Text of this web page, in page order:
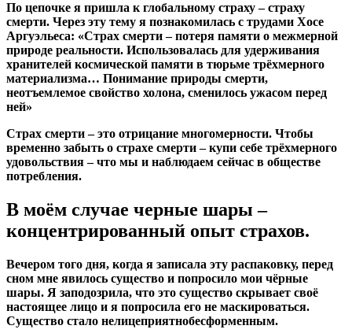
По цепочке я пришла к глобальному страху – страху
смерти. Через эту тему я познакомилась с трудами Хосе
Аргуэльеса: «Страх смерти – потеря памяти о межмерной
природе реальности. Использовалась для удерживания
хранителей космической памяти в тюрьме трёхмерного
материализма… Понимание природы смерти,
неотъемлемое свойство холона, сменилось ужасом перед
ней»
Страх смерти – это отрицание многомерности. Чтобы
временно забыть о страхе смерти – купи себе трёхмерного
удовольствия – что мы и наблюдаем сейчас в обществе
потребления.
В моём случае черные шары –
концентрированный опыт страхов.
Вечером того дня, когда я записала эту распаковку, перед
сном мне явилось существо и попросило мои чёрные
шары. Я заподозрила, что это существо скрывает своё
настоящее лицо и я попросила его не маскироваться.
Существо стало нелицеприятнобесформенным.